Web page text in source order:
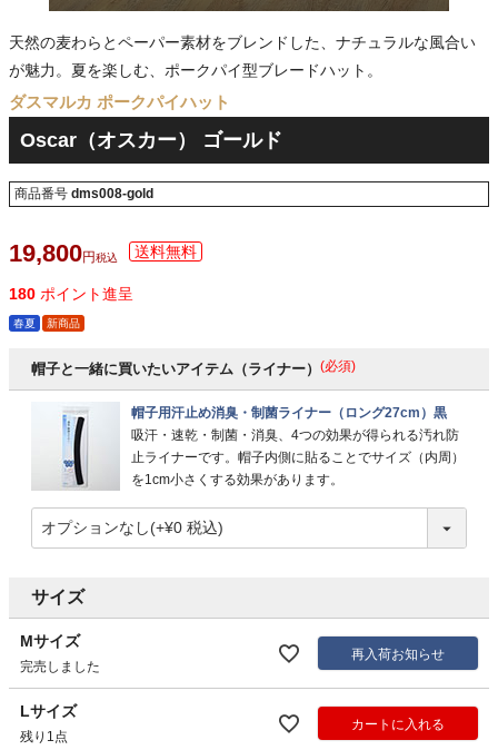
天然の麦わらとペーパー素材をブレンドした、ナチュラルな風合い
が魅力。夏を楽しむ、ポークパイ型ブレードハット。
ダスマルカ ポークパイハット
Oscar（オスカー） ゴールド
商品番号 dms008-gold
19,800 税込
180 ポイント進呈
春夏 新商品
帽子と一緒に買いたいアイテム（ライナー） (必須)
帽子用汗止め消臭・制菌ライナー（ロング27cm）黒
吸汗・速乾・制菌・消臭、4つの効果が得られる汚れ防
止ライナーです。帽子内側に貼ることでサイズ（内周）
を1cm小さくする効果があります。
サイズ
Mサイズ
完売しました
再入荷お知らせ
Lサイズ
残り1点
カートに入れる